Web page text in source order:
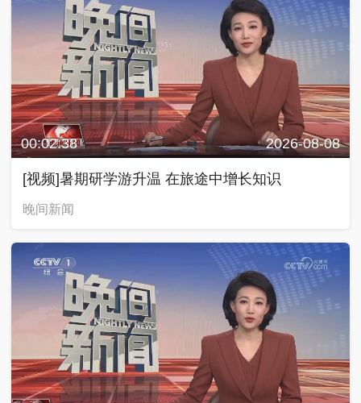
00:02:38 2026-08-08
[视频]暑期研学游升温 在旅途中增长知识
晚间新闻